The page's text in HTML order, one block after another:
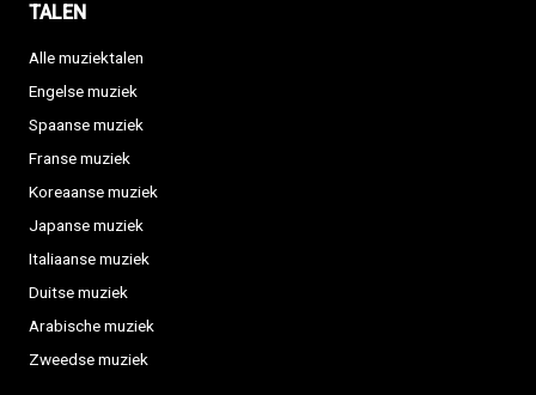
TALEN
Alle muziektalen
Engelse muziek
Spaanse muziek
Franse muziek
Koreaanse muziek
Japanse muziek
Italiaanse muziek
Duitse muziek
Arabische muziek
Zweedse muziek